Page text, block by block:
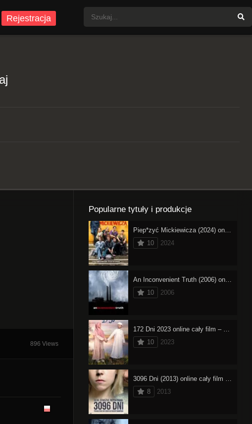
Rejestracja
896 Views
Popularne tytuły i produkcje
Piep*zyć Mickiewicza (2024) online cały film – oglądaj
10
2024
An Inconvenient Truth (2006) online cały film – oglądaj
10
2006
172 Dni 2023 online cały film – oglądaj
10
2023
3096 Dni (2013) online cały film – oglądaj
8
2013